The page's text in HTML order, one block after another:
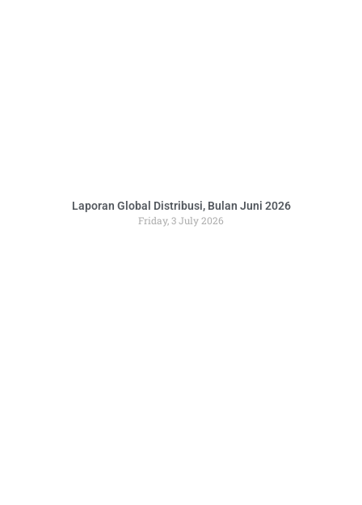
Laporan Global Distribusi, Bulan Juni 2026
Friday, 3 July 2026